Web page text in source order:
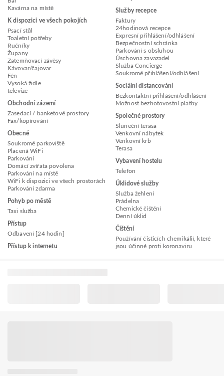
Kavárna na místě
K dispozici ve všech pokojích
Psací stůl
Toaletní potřeby
Ručníky
Župany
Zatemňovací závěsy
Kávovar/čajovar
Fén
Vysoká židle
televize
Obchodní zázemí
Zasedací / banketové prostory
Fax/kopírování
Obecné
Soukromé parkoviště
Placená WiFi
Parkování
Domácí zvířata povolena
Parkování na místě
WiFi k dispozici ve všech prostorách
Parkování zdarma
Pohyb po městě
Taxi služba
Přístup
Odbavení [24 hodin]
Přístup k internetu
Služby recepce
Faktury
24hodinová recepce
Expresní přihlášení/odhlášení
Bezpečnostní schránka
Parkování s obsluhou
Úschovna zavazadel
Služba Concierge
Soukromé přihlášení/odhlášení
Sociální distancování
Bezkontaktní přihlášení/odhlášení
Možnost bezhotovostní platby
Společné prostory
Sluneční terasa
Venkovní nábytek
Venkovní krb
Terasa
Vybavení hostelu
Telefon
Úklidové služby
Služba žehlení
Prádelna
Chemické čištění
Denní úklid
Čištění
Používání čisticích chemikálií, které
jsou účinné proti koronaviru